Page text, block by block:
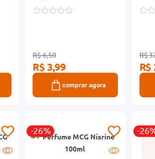
R$ 6,50
R$ 3,99
comprar agora
R$
R$
-26% -